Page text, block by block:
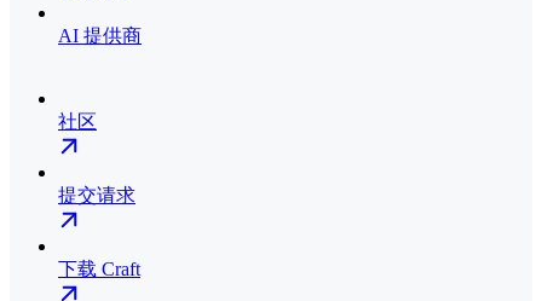
AI 提供商
社区
提交请求
下载 Craft